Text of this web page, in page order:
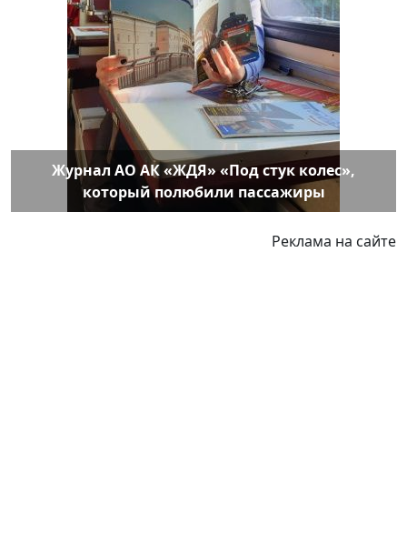
Журнал АО АК «ЖДЯ» «Под стук колес»,
который полюбили пассажиры
Реклама на сайте